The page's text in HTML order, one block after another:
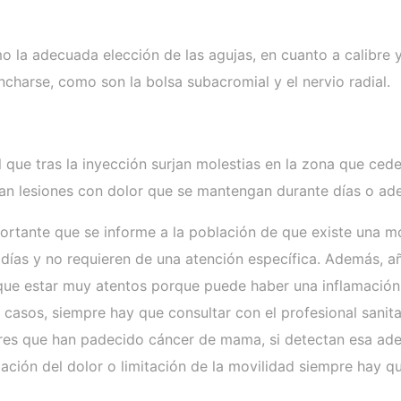
la adecuada elección de las agujas, en cuanto a
como son la bolsa subacromial y el nervio radial.
tras la inyección surjan molestias en la zona que
lesiones con dolor que se mantengan durante días o
que se informe a la población de que existe una
y no requieren de una atención específica. Además,
estar muy atentos porque puede haber una
siempre hay que consultar con el profesional
que han padecido cáncer de mama, si detectan esa
del dolor o limitación de la movilidad siempre hay